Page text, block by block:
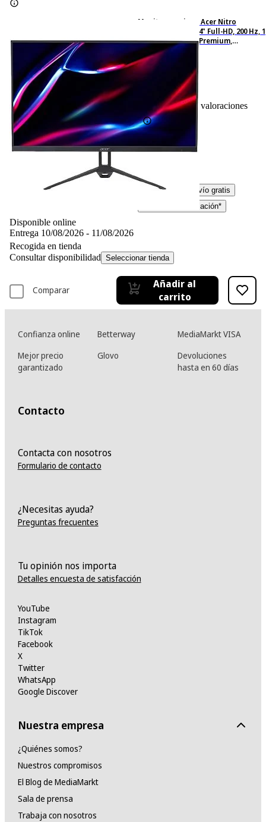
Monitor gaming - Acer Nitro
KG243YX1BMIPX, 24" Full-HD, 200 Hz, 1
ms, IPS, FreeSync Premium,
Altavoces integrados, Negro
Basado en 43 valoraciones
129,– €
IVA incl. Con envío gratis
Simula tu financiación*
Disponible online
Entrega 10/08/2026 - 11/08/2026
Recogida en tienda
Consultar disponibilidad Seleccionar tienda
Comparar
Añadir al
carrito
Confianza online Betterway
MediaMarkt VISA
Mejor precio
garantizado
Glovo
Devoluciones
hasta en 60 días
Contacto
Contacta con nosotros
Formulario de contacto
¿Necesitas ayuda?
Preguntas frecuentes
Tu opinión nos importa
Detalles encuesta de satisfacción
YouTube
Instagram
TikTok
Facebook
X
Twitter
WhatsApp
Google Discover
Nuestra empresa
¿Quiénes somos?
Nuestros compromisos
El Blog de MediaMarkt
Sala de prensa
Trabaja con nosotros